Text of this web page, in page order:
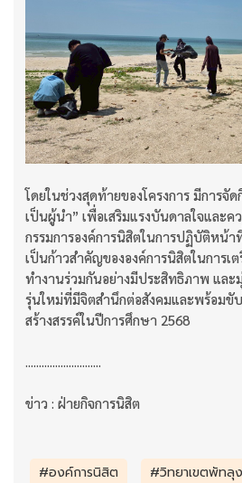
โดยในช่วงสุดท้ายของโครงการ มีการจั
เป็นผู้นำ” เพื่อเสริมแรงบันดาลใจและ
กรรมการองค์การนิสิตในการปฏิบัติหน้
เป็นก้าวสำคัญขององค์การนิสิตในการเ
ทำงานร่วมกันอย่างมีประสิทธิภาพ และ
รุ่นใหม่ที่มีจิตสำนึกต่อสังคมและพร้อมขั
สร้างสรรค์ในปีการศึกษา 2568
ข่าว : ฝ่ายกิจการนิสิต
#องค์การนิสิต #วิทยาเขตพัทลุง